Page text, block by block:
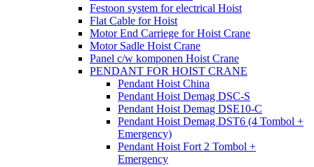
Festoon system for electrical Hoist
Flat Cable for Hoist
Motor End Carriege for Hoist Crane
Motor Sadle Hoist Crane
Panel c/w komponen Hoist Crane
PENDANT FOR HOIST CRANE
Pendant Hoist China
Pendant Hoist Demag DSC-S
Pendant Hoist Demag DSE10-C
Pendant Hoist Demag DST6 (4 Tombol +
Emergency)
Pendant Hoist Fort 2 Tombol +
Emergency